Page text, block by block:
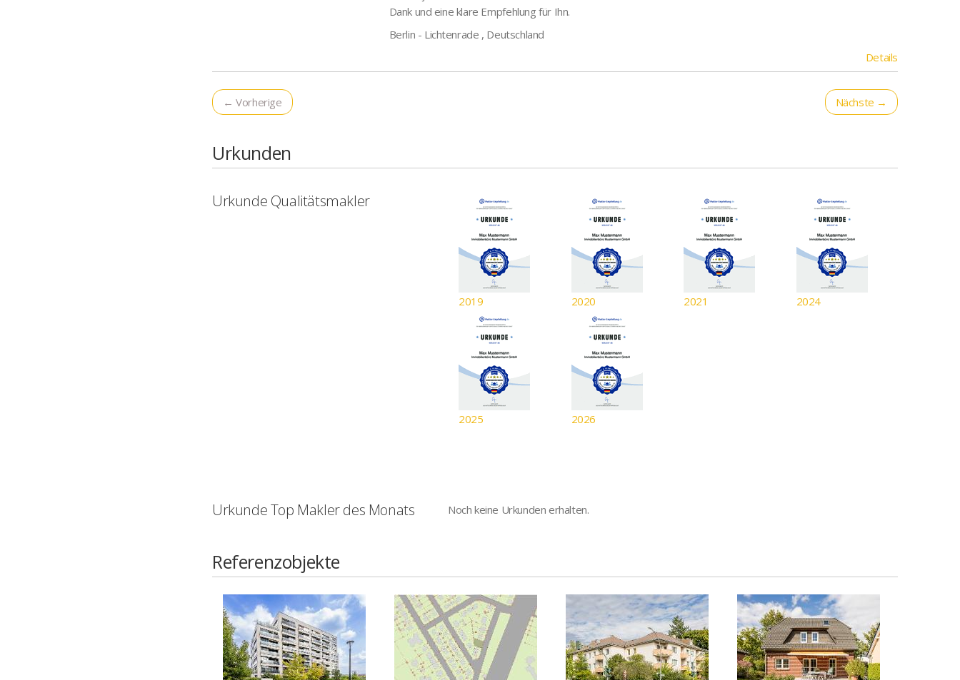
Dank und eine klare Empfehlung für Ihn.
Berlin - Lichtenrade , Deutschland
Details
← Vorherige Nächste →
Urkunden
Urkunde Qualitätsmakler
2019 2020 2021 2024
2025 2026
Urkunde Top Makler des Monats Noch keine Urkunden erhalten.
Referenzobjekte